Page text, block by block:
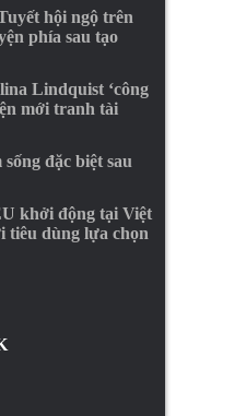
hội ngộ trên
phía sau tạo
Lindquist ‘công
mới tranh tài
đặc biệt sau
khởi động tại Việt
tiêu dùng lựa chọn